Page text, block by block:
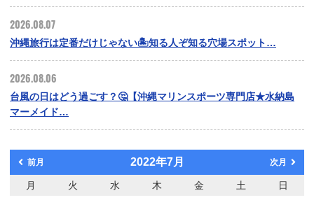
2026.08.07
沖縄旅行は定番だけじゃない🏝️知る人ぞ知る穴場スポット…
2026.08.06
台風の日はどう過ごす？🤔【沖縄マリンスポーツ専門店★水納島
マーメイド…
前月 2022年7月 次月
月 火 水 木 金 土
日